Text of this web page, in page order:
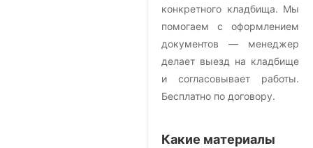
конкретного кладбища. Мы
помогаем с оформлением
документов — менеджер
делает выезд на кладбище
и согласовывает работы.
Бесплатно по договору.
Какие материалы